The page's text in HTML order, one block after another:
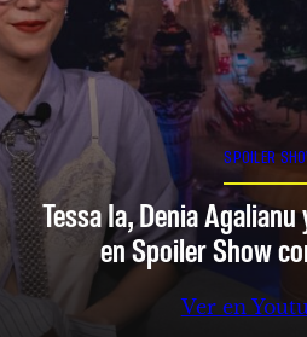
SPOILER
Tessa Ia, Denia
en Spoiler Show
Ver en